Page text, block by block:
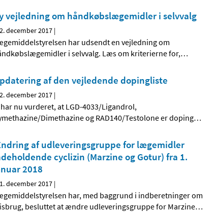
vejledning om håndkøbslægemidler i selvvalg
december 2017 |
har udsendt en vejledning om
i selvvalg. Læs om kriterierne for,…
af den vejledende dopingliste
december 2017 |
har nu vurderet, at LGD-4033/Ligandrol,
Dimethazine og RAD140/Testolone er doping…
af udleveringsgruppe for lægemidler
cyclizin (Marzine og Gotur) fra 1.
2018
december 2017 |
har, med baggrund i indberetninger om
besluttet at ændre udleveringsgruppe for Marzine…